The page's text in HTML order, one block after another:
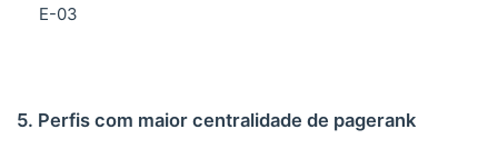
E-03
5. Perfis com maior centralidade de pagerank